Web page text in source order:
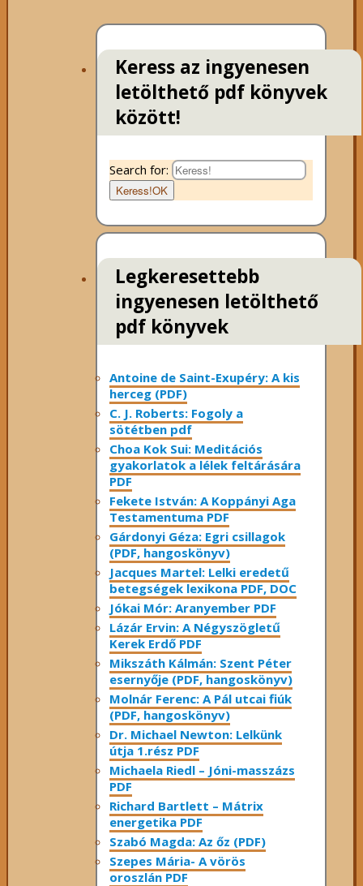
Keress az ingyenesen
letölthető pdf könyvek
között!
Search for:
Keress!OK
Legkeresettebb
ingyenesen letölthető
pdf könyvek
Antoine de Saint-Exupéry: A kis
herceg (PDF)
C. J. Roberts: Fogoly a
sötétben pdf
Choa Kok Sui: Meditációs
gyakorlatok a lélek feltárására
PDF
Fekete István: A Koppányi Aga
Testamentuma PDF
Gárdonyi Géza: Egri csillagok
(PDF, hangoskönyv)
Jacques Martel: Lelki eredetű
betegségek lexikona PDF, DOC
Jókai Mór: Aranyember PDF
Lázár Ervin: A Négyszögletű
Kerek Erdő PDF
Mikszáth Kálmán: Szent Péter
esernyője (PDF, hangoskönyv)
Molnár Ferenc: A Pál utcai fiúk
(PDF, hangoskönyv)
Dr. Michael Newton: Lelkünk
útja 1.rész PDF
Michaela Riedl – Jóni-masszázs
PDF
Richard Bartlett – Mátrix
energetika PDF
Szabó Magda: Az őz (PDF)
Szepes Mária- A vörös
oroszlán PDF